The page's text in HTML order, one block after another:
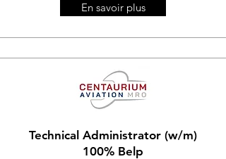
En savoir plus
Technical Administrator (w/m)
100% Belp